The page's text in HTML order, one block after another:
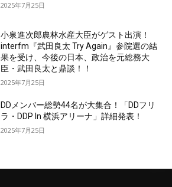
2025年7月25日
小泉進次郎農林水産大臣がゲスト出演！
interfm『武田良太 Try Again』参院選の結
果を受け、今後の日本、政治を元総務大
臣・武田良太と鼎談！！
2025年7月25日
DDメンバー総勢44名が大集合！「DDフリ
ラ・DDP In 横浜アリーナ」詳細発表！
2025年7月25日